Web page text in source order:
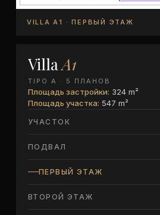
VILLA A1 · ПЕРВЫЙ ЭТАЖ
VillaA1
TIPO A · 5 ПЛАНОВ
Площадь застройки: 324 m²
Площадь участка: 547 m²
УЧАСТОК
ПОДВАЛ
ПЕРВЫЙ ЭТАЖ
ВТОРОЙ ЭТАЖ